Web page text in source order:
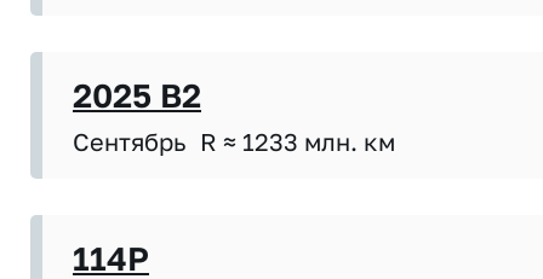
2025 B2
Сентябрь R ≈ 1233 млн. км
114P